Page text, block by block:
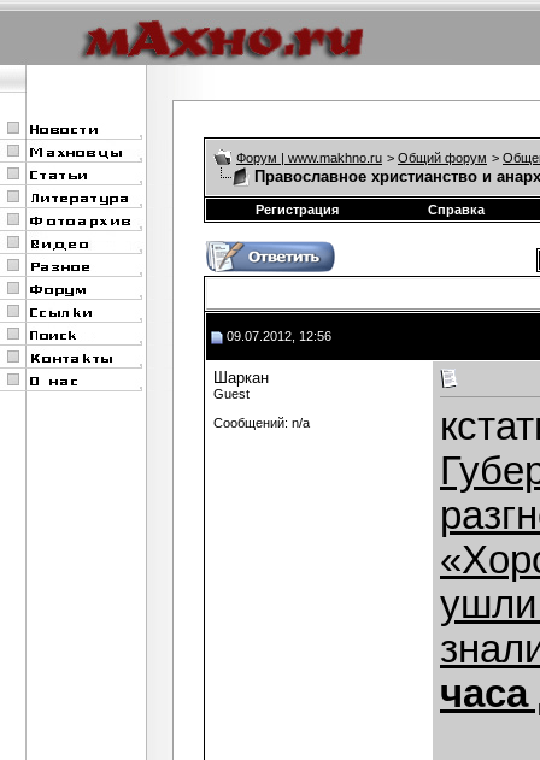
Форум | www.makhno.ru > Общий форум >
Православное христианство и
Регистрация Справка
09.07.2012, 12:56
Шаркан
Guest
Сообщений: n/a
ушли